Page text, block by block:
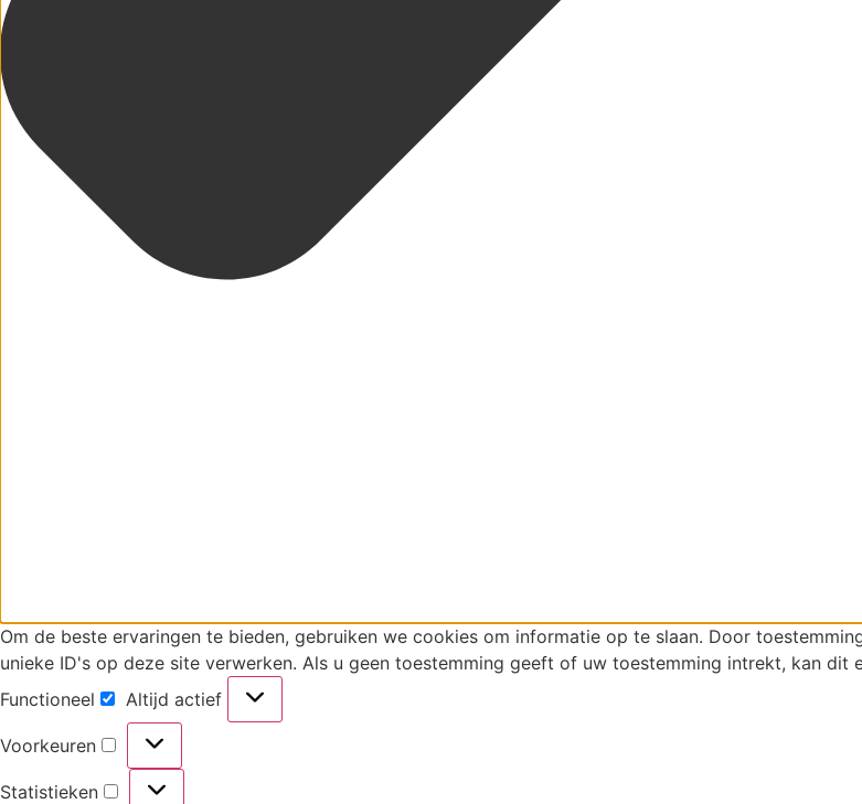
Om de beste ervaringen te bieden, gebruiken we cookies om informatie op te slaan. Door
unieke ID's op deze site verwerken. Als u geen toestemming geeft of uw toestemming intrekt, kan
Functioneel
Altijd actief
Voorkeuren
Statistieken